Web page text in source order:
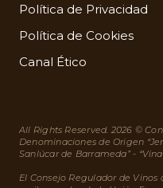
Política de Privacidad
Política de Cookies
Canal Ético
All Rights Reserved. 2026 ©
Denominaciones de Origen
Sanlúcar de Barrameda” -
El Consejo Regulador de